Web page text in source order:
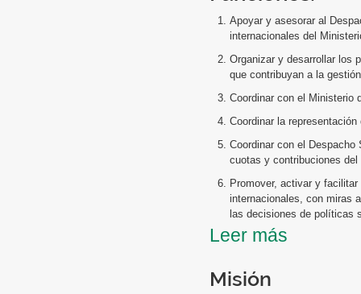
Apoyar y asesorar al
internacionales del
Organizar y desarrollar los
que contribuyan a la
Coordinar con el Ministerio
Coordinar la
Coordinar con el
cuotas y contribuciones
Promover, activar y
internacionales, con miras
las decisiones de políticas
Dar seguimiento a
Leer más
Misión